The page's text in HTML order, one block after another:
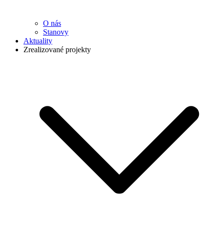
O nás
Stanovy
Aktuality
Zrealizované projekty